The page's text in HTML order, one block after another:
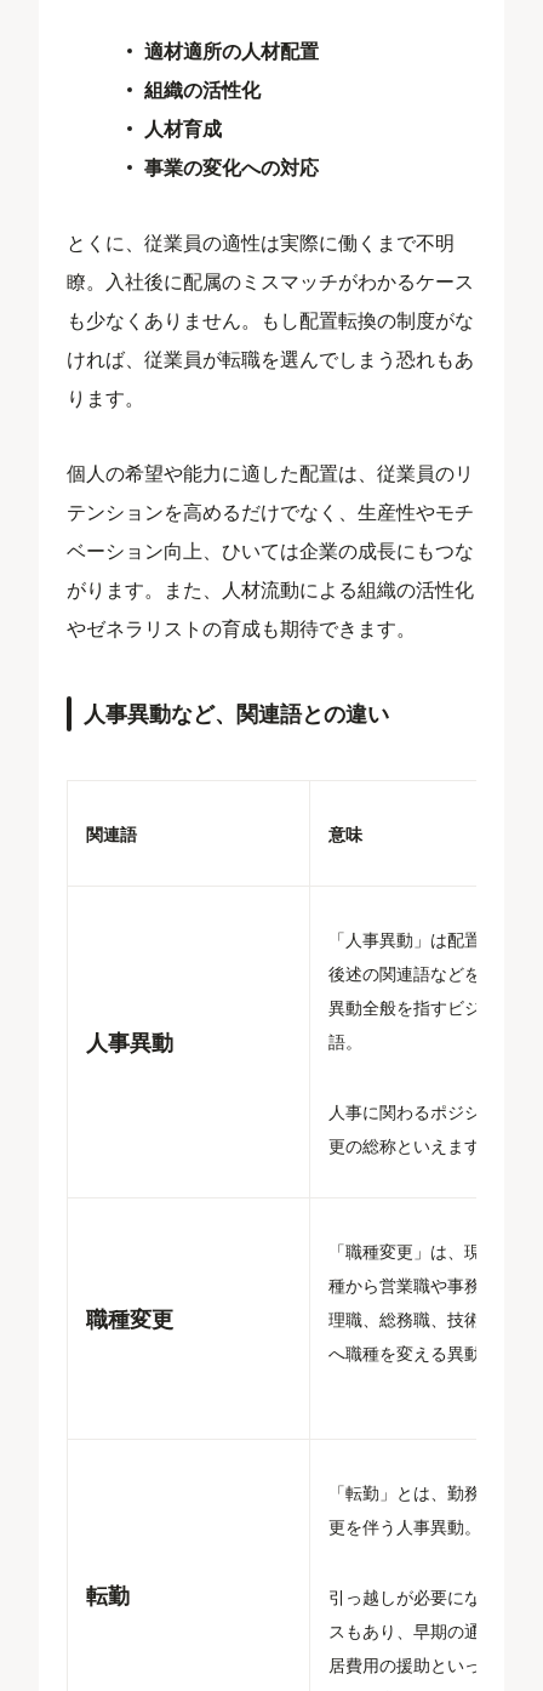
適材適所の人材配置
組織の活性化
人材育成
事業の変化への対応
とくに、従業員の適性は実際に働くまで不明
瞭。入社後に配属のミスマッチがわかるケース
も少なくありません。もし配置転換の制度がな
ければ、従業員が転職を選んでしまう恐れもあ
ります。
個人の希望や能力に適した配置は、従業員のリ
テンションを高めるだけでなく、生産性やモチ
ベーション向上、ひいては企業の成長にもつな
がります。また、人材流動による組織の活性化
やゼネラリストの育成も期待できます。
人事異動など、関連語との違い
関連語 意味
人事異動
「人事異動」は配置転換や
後述の関連語などを含む、
異動全般を指すビジネス用
語。
人事に関わるポジション変
更の総称といえます。
職種変更
「職種変更」は、現在の職
種から営業職や事務職、経
理職、総務職、技術職など
へ職種を変える異動。
転勤
「転勤」とは、勤務地の変
更を伴う人事異動。
引っ越しが必要になるケー
スもあり、早期の通達や転
居費用の援助といったフォ